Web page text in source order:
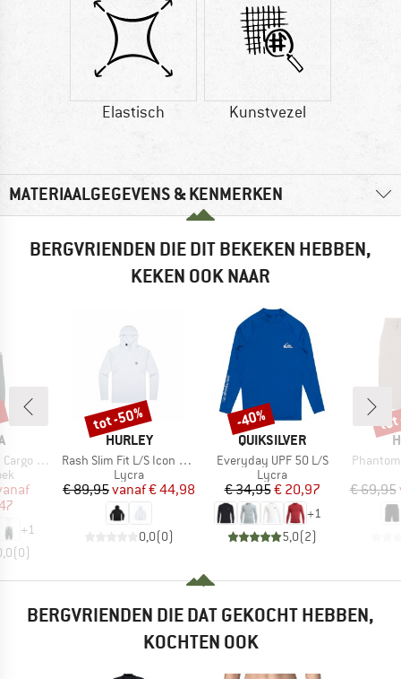
Elastisch Kunstvezel
MATERIAALGEGEVENS & KENMERKEN
BERGVRIENDEN DIE DIT BEKEKEN HEBBEN,
KEKEN OOK NAAR
Shorts
prijs
+1
(0)
MERK
HURLEY
Artikel
Rash Slim Fit L/S Icon Hooded
Productgroep
Lycra
Prijs
€ 89,95 Verlaagde prijs
vanaf€ 44,98
0,0(0)
Korting
tot -50%
MERK
QUIKSILVER
Artikel
Everyday UPF 50 L/S
Productgroep
Lycra
Prijs
€ 34,95Verlaagde prijs
€ 20,97
+1
5,0(2)
Korting
-40%
Artikel
€ 69,95
tot
BERGVRIENDEN DIE DAT GEKOCHT HEBBEN,
KOCHTEN OOK